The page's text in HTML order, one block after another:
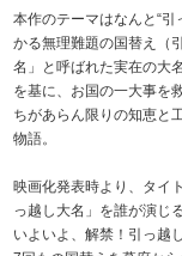
本作のテーマはなんと“
かる無理難題の国替え（
名」と呼ばれた実在の大
を基に、お国の一大事を
ちがあらん限りの知恵と
物語。
映画化発表時より、タイ
っ越し大名」を誰が演じ
いよいよ、解禁！ 引っ越